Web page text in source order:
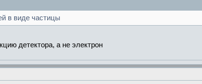
в виде частицы
детектора, а не электрон